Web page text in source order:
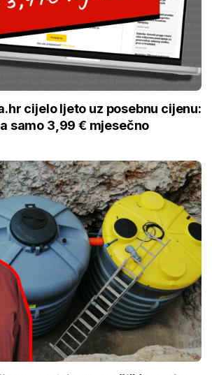
cijelo ljeto uz posebnu cijenu:
samo 3,99 € mjesečno